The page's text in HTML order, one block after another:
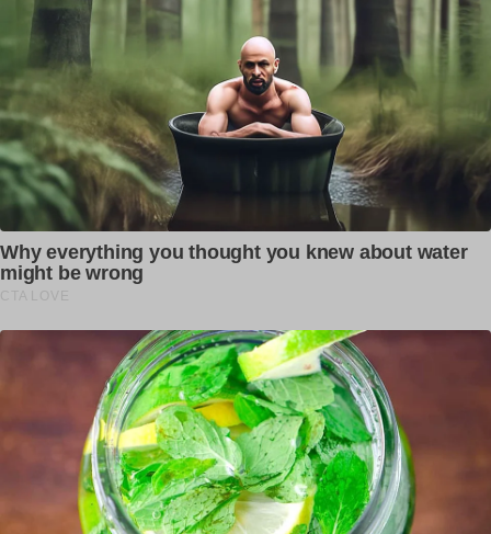
FOLLOW US
Facebook Instagram
© Daily Punjab Live